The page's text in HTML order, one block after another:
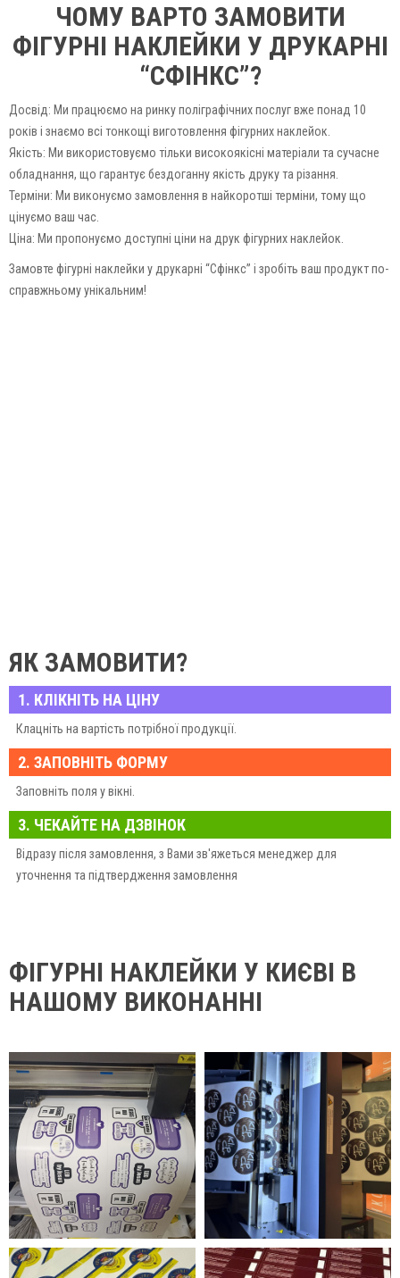
ЧОМУ ВАРТО ЗАМОВИТИ
ФІГУРНІ НАКЛЕЙКИ У ДРУКАРНІ
“СФІНКС”?
Досвід: Ми працюємо на ринку поліграфічних послуг вже понад 10
років і знаємо всі тонкощі виготовлення фігурних наклейок.
Якість: Ми використовуємо тільки високоякісні матеріали та сучасне
обладнання, що гарантує бездоганну якість друку та різання.
Терміни: Ми виконуємо замовлення в найкоротші терміни, тому що
цінуємо ваш час.
Ціна: Ми пропонуємо доступні ціни на друк фігурних наклейок.
Замовте фігурні наклейки у друкарні “Сфінкс” і зробіть ваш продукт по-
справжньому унікальним!
ЯК ЗАМОВИТИ?
1. КЛІКНІТЬ НА ЦІНУ
Клацніть на вартість потрібної продукції.
2. ЗАПОВНІТЬ ФОРМУ
Заповніть поля у вікні.
3. ЧЕКАЙТЕ НА ДЗВІНОК
Відразу після замовлення, з Вами зв'яжеться менеджер для
уточнення та підтвердження замовлення
ФІГУРНІ НАКЛЕЙКИ У КИЄВІ В
НАШОМУ ВИКОНАННІ